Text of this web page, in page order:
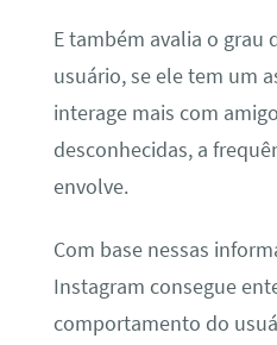
E também avalia o grau
usuário, se ele tem um
interage mais com
desconhecidas, a
envolve.
Com base nessas
Instagram consegue
comportamento do